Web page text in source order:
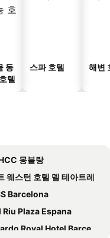
동
텔
스파 호텔 해변
몽블랑
웨스턴 호텔 델 테아트레
Barcelona
Riu Plaza Espana
Royal Hotel Barcelona Forum